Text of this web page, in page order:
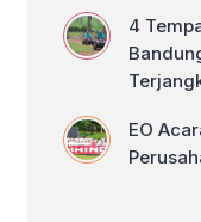
4
EO